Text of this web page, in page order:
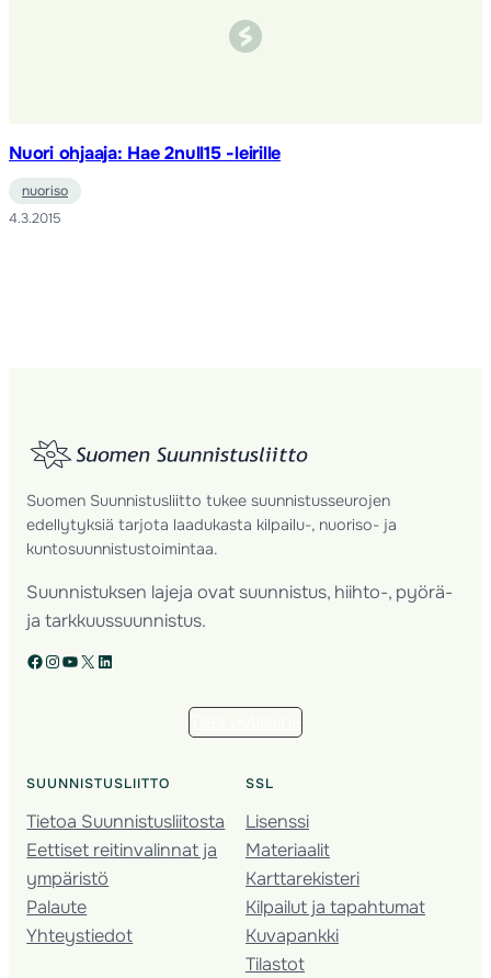
Nuori ohjaaja: Hae 2null15 -leirille
nuoriso
4.3.2015
Suomen Suunnistusliitto tukee suunnistusseurojen
edellytyksiä tarjota laadukasta kilpailu-, nuoriso- ja
kuntosuunnistustoimintaa.
Suunnistuksen lajeja ovat suunnistus, hiihto-, pyörä-
ja tarkkuussuunnistus.
Facebook Instagram YouTube X LinkedIn
SUUNNISTUSLIITTO
Tietoa Suunnistusliitosta
Eettiset reitinvalinnat ja
ympäristö
Palaute
Yhteystiedot
SSL
Lisenssi
Materiaalit
Karttarekisteri
Kilpailut ja tapahtumat
Kuvapankki
Tilastot